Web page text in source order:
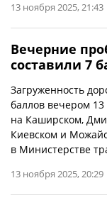
13 ноября 2025, 21:43
Вечерние
составили 7
Загруженность
баллов вечером
на Каширском,
Киевском и
в Министерстве
13 ноября 2025, 20:29